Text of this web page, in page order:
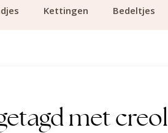
Kettingen Bedeltjes
met